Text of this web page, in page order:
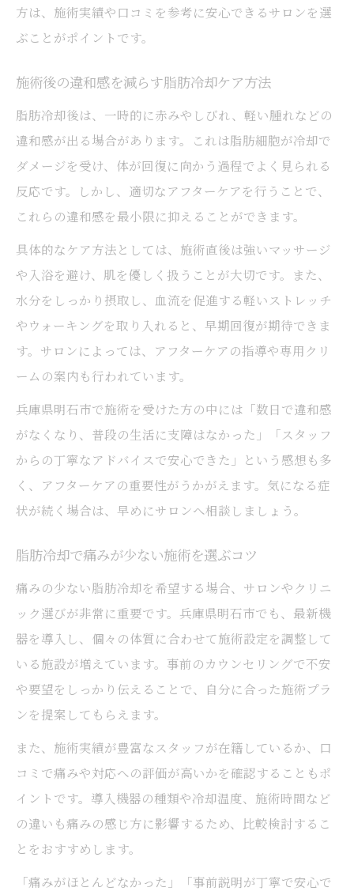
脂肪冷却なら通いやすく忙しい人にも最適
痩身エステで定評の脂肪冷却ダウンタイム
脂肪冷却で安心して施術を受けるための準
備
脂肪冷却施術前に必ず確認すべきポイント
脂肪冷却の痛みや副作用を抑えるアドバイ
ス
脂肪冷却サロン選びで失敗しない基準紹介
効果を実感するための脂肪冷却活用術
脂肪冷却の効果を実感するまでの流れ解説
脂肪冷却で理想の部分痩せを目指すコツ
脂肪冷却が合う部位と期待できる痩身効果
脂肪冷却効果を左右する生活習慣の見直し
方は、施術実績や口コミを参考に安心できるサロンを選
ぶことがポイントです。
施術後の違和感を減らす脂肪冷却ケア方法
脂肪冷却後は、一時的に赤みやしびれ、軽い腫れなどの
違和感が出る場合があります。これは脂肪細胞が冷却で
ダメージを受け、体が回復に向かう過程でよく見られる
反応です。しかし、適切なアフターケアを行うことで、
これらの違和感を最小限に抑えることができます。
具体的なケア方法としては、施術直後は強いマッサージ
や入浴を避け、肌を優しく扱うことが大切です。また、
水分をしっかり摂取し、血流を促進する軽いストレッチ
やウォーキングを取り入れると、早期回復が期待できま
す。サロンによっては、アフターケアの指導や専用クリ
ームの案内も行われています。
兵庫県明石市で施術を受けた方の中には「数日で違和感
がなくなり、普段の生活に支障はなかった」「スタッフ
からの丁寧なアドバイスで安心できた」という感想も多
く、アフターケアの重要性がうかがえます。気になる症
状が続く場合は、早めにサロンへ相談しましょう。
脂肪冷却で痛みが少ない施術を選ぶコツ
痛みの少ない脂肪冷却を希望する場合、サロンやクリニ
ック選びが非常に重要です。兵庫県明石市でも、最新機
器を導入し、個々の体質に合わせて施術設定を調整して
いる施設が増えています。事前のカウンセリングで不安
や要望をしっかり伝えることで、自分に合った施術プラ
ンを提案してもらえます。
また、施術実績が豊富なスタッフが在籍しているか、口
コミで痛みや対応への評価が高いかを確認することもポ
イントです。導入機器の種類や冷却温度、施術時間など
の違いも痛みの感じ方に影響するため、比較検討するこ
とをおすすめします。
「痛みがほとんどなかった」「事前説明が丁寧で安心で